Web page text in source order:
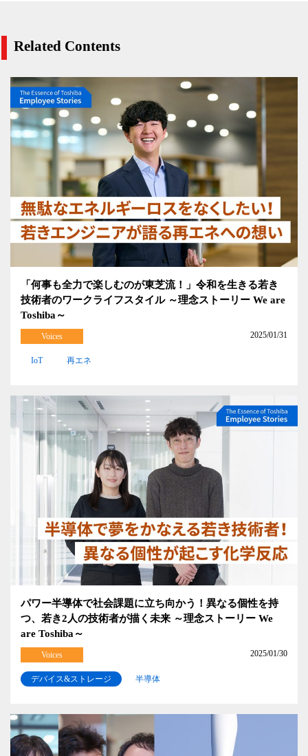
Related Contents
「何事も全力で楽しむのが東芝流！」令和を生きる若き
技術者のワークライフスタイル ～理念ストーリー We are
Toshiba～
2025/01/31
Voices
IoT 再エネ
パワー半導体で社会課題に立ち向かう！異なる個性を持
つ、若き2人の技術者が描く未来 ～理念ストーリー We
are Toshiba～
2025/01/30
Voices
デバイス&ストレージ 半導体